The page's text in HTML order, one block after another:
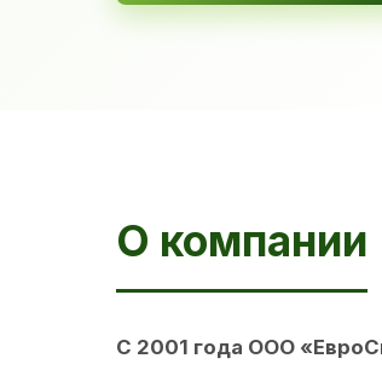
О компании
С 2001 года ООО